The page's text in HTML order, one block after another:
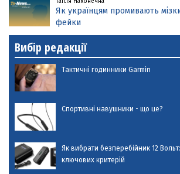
Як українцям промивають
фейки
Вибір редакції
Тактичні годинники Garmin
Спортивні навушники - що це?
Як вибрати безперебійник 12
ключових критерій